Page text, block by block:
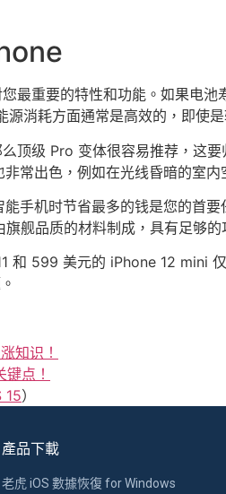
最重要的特性和功能。如果电
消耗方面通常是高效的，即使
顶级 Pro 变体很容易推荐，这
常出色，例如在光线昏暗的室内
手机时节省最多的钱是您的首
舰品质的材料制成，具有足够的
和 599 美元的 iPhone 12 mini
知识！
点！
15）
產品下載
老虎 iOS 數據恢復 for Windows